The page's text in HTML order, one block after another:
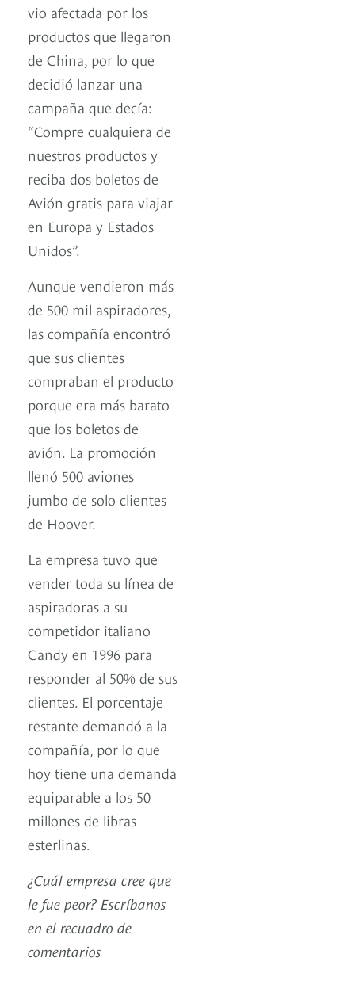
vio afectada por los
productos que llegaron
de China, por lo que
decidió lanzar una
campaña que decía:
“Compre cualquiera de
nuestros productos y
reciba dos boletos de
Avión gratis para viajar
en Europa y Estados
Unidos”.
Aunque vendieron más
de 500 mil aspiradores,
las compañía encontró
que sus clientes
compraban el producto
porque era más barato
que los boletos de
avión. La promoción
llenó 500 aviones
jumbo de solo clientes
de Hoover.
La empresa tuvo que
vender toda su línea de
aspiradoras a su
competidor italiano
Candy en 1996 para
responder al 50% de sus
clientes. El porcentaje
restante demandó a la
compañía, por lo que
hoy tiene una demanda
equiparable a los 50
millones de libras
esterlinas.
¿Cuál empresa cree que
le fue peor? Escríbanos
en el recuadro de
comentarios